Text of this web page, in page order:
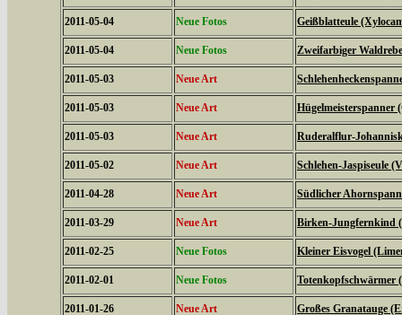
2011-05-04 Neue Fotos Geißblatteule
2011-05-04 Neue Fotos Zweifarbiger
2011-05-03 Neue Art
2011-05-03 Neue Art Hügelmeisterspanner
2011-05-03 Neue Art Ruderalflur-
2011-05-02 Neue Art Schlehen-Jaspiseule
2011-04-28 Neue Art Südlicher
2011-03-29 Neue Art Birken-Jungfernkind
2011-02-25 Neue Fotos Kleiner Eisvogel
2011-02-01 Neue Fotos Totenkopfschwärmer
2011-01-26 Neue Art Großes Granatauge